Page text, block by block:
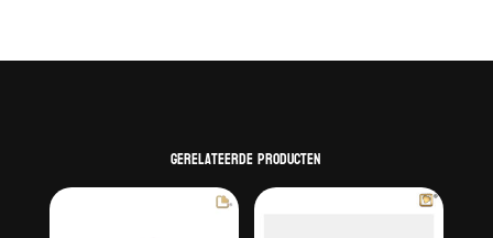
Gerelateerde producten